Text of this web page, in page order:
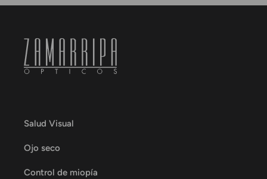
Salud Visual
Ojo seco
Control de miopía